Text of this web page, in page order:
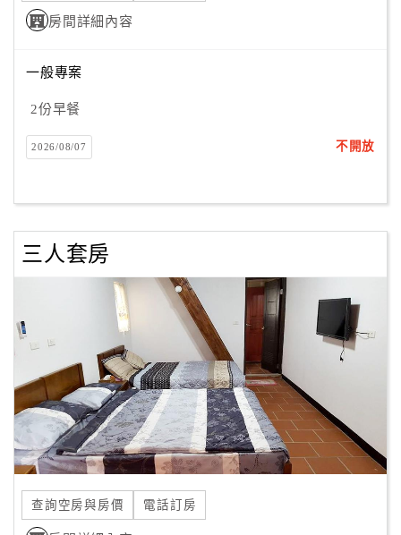
利
查
訂
房
Q&A
旅
卡
款
收
據
合
作
提
房間詳細內容
一般專案
2份早餐
2026/08/07 不開放
三人套房
查詢空房與房價 電話訂房